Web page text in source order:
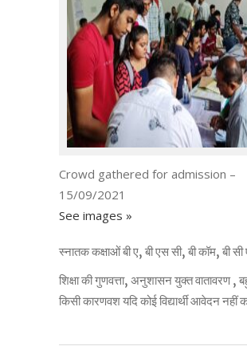
Crowd gathered for admission –
15/09/2021
See images »
स्नातक कक्षाओं बी ए, बी एस सी, बी कॉम, बी
शिक्षा की गुणवत्ता, अनुशासन युक्त वातावरण ,
किसी कारणवश यदि कोई विद्यार्थी आवेदन